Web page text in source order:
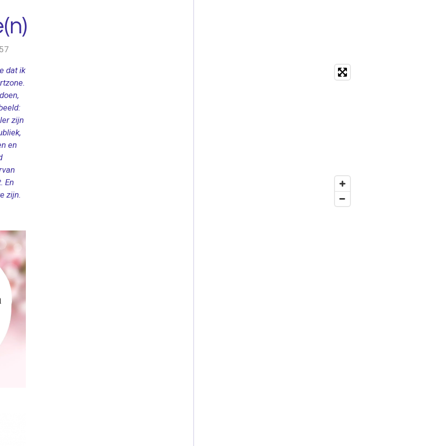
dat ik
zijn
en
En
zijn.